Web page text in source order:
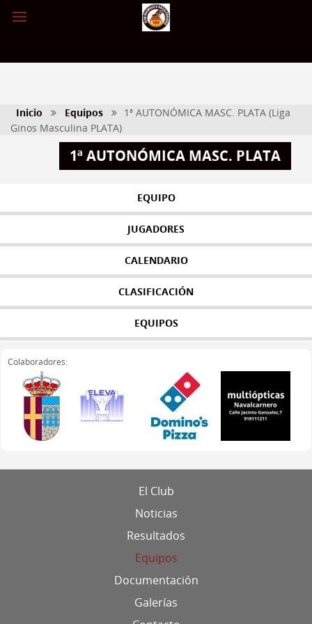
1ª AUTONÓMICA MASC. PLATA
Inicio Equipos
1ª AUTONÓMICA MASC. PLATA (Liga
Ginos Masculina PLATA)
EQUIPO
JUGADORES
CALENDARIO
CLASIFICACIÓN
EQUIPOS
Colaboradores:
El Club
Noticias
Resultados
Equipos
Documentación
Galerías